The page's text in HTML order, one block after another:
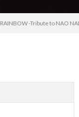
RAINBOW -Tribute to NAO